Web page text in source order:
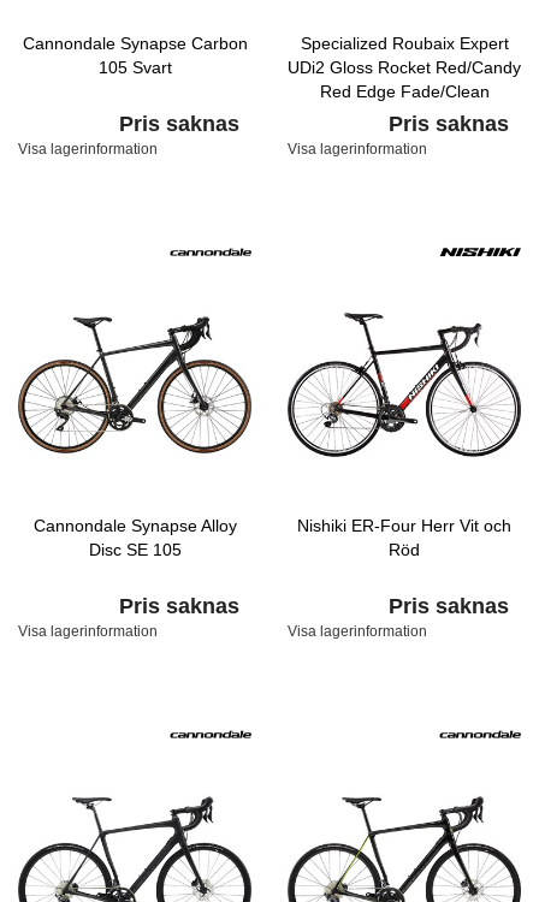
Cannondale Synapse Carbon
105 Svart
Pris saknas
Visa lagerinformation
Specialized Roubaix Expert
UDi2 Gloss Rocket Red/Candy
Red Edge Fade/Clean
Pris saknas
Visa lagerinformation
Cannondale Synapse Alloy
Disc SE 105
Pris saknas
Visa lagerinformation
Nishiki ER-Four Herr Vit och
Röd
Pris saknas
Visa lagerinformation